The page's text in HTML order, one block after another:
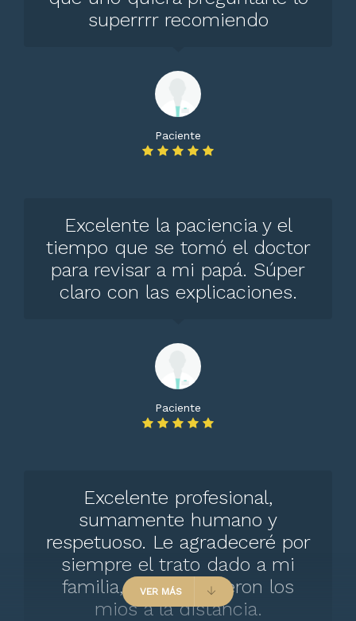
superrrr recomiendo
Paciente
Excelente la paciencia y el
tiempo que se tomó el doctor
para revisar a mi papá. Súper
claro con las explicaciones.
Paciente
Excelente profesional,
sumamente humano y
respetuoso. Le agradeceré por
siempre el trato dado a mi
familia, sus ojos fueron los
mios a la distancia.
VER MÁS